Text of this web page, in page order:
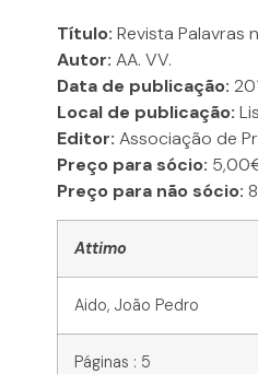
Título: Revista Palavras
Autor: AA. VV.
Data de publicação:
Local de publicação:
Editor: Associação de
Preço para sócio:
Preço para não sócio:
Attimo
Aido, João Pedro
Páginas : 5